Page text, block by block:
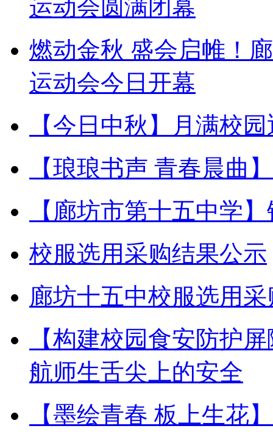
运动会圆满闭幕
燃动金秋 盛会启帷！
运动会今日开幕
【今日中秋】月满校
【琅琅书声 青春晨曲
【廊坊市第十五中学
校服选用采购结果公示
廊坊十五中校服选用
【构建校园食安防护
航师生舌尖上的安全
【墨绘青春 板上生花